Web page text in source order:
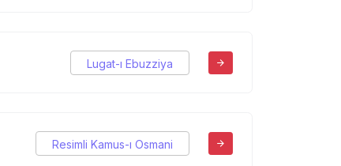
Lugat-ı Ebuzziya
Resimli Kamus-ı Osmani